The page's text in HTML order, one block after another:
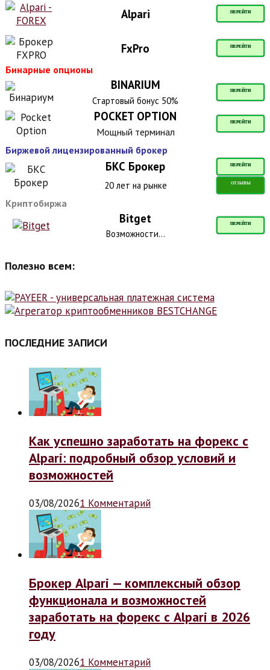
Alpari ПЕРЕЙТИ
FxPro ПЕРЕЙТИ
Бинарные опционы
BINARIUM ПЕРЕЙТИ
Стартовый бонус 50%
POCKET OPTION ПЕРЕЙТИ
Мощный терминал
Биржевой лицензированный брокер
БКС Брокер ПЕРЕЙТИ
20 лет на рынке ОТЗЫВЫ
Криптобиржа
Bitget ПЕРЕЙТИ
Возможности...
Полезно всем:
ПОСЛЕДНИЕ ЗАПИСИ
Как успешно заработать на форекс с
Alpari: подробный обзор условий и
возможностей
03/08/20261 Комментарий
Брокер Alpari — комплексный обзор
функционала и возможностей
заработать на форекс с Alpari в 2026
году
03/08/20261 Комментарий